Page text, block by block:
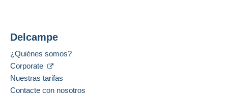
Delcampe
¿Quiénes somos?
Corporate
Nuestras tarifas
Contacte con nosotros